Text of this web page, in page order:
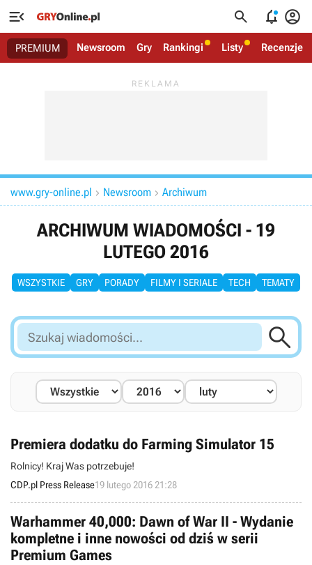
   
PREMIUM Newsroom Gry Rankingi Listy Recenzje
www.gry-online.pl  Newsroom  Archiwum
ARCHIWUM WIADOMOŚCI - 19
LUTEGO 2016
WSZYSTKIE GRY PORADY FILMY I SERIALE TECH TEMATY
Szukaj
wiadomości...

Premiera dodatku do Farming Simulator 15
Rolnicy! Kraj Was potrzebuje!
CDP.pl Press Release19 lutego 2016 21:28
Warhammer 40,000: Dawn of War II - Wydanie
kompletne i inne nowości od dziś w serii
Premium Games